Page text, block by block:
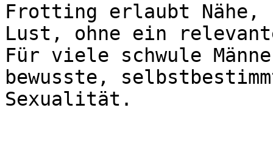
Frotting erlaubt
Lust, ohne ein
Für viele schwule
bewusste,